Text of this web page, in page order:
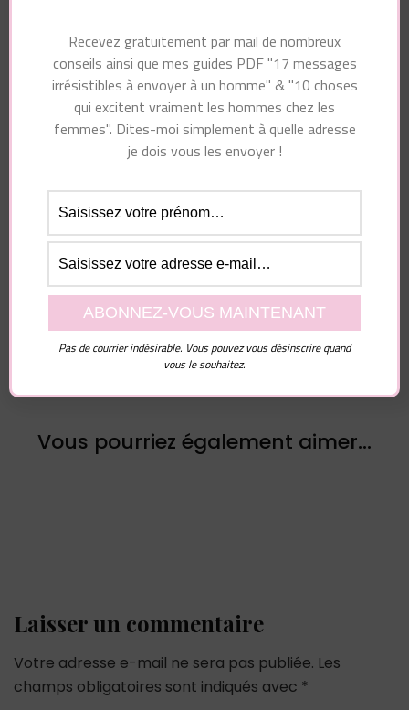
Essayez. Vous pouvez vous désinscrire à tout moment.
Navigation
d'article
Article précédent
7 signes
DECONCERTANTS
petit ami
4 choses que les
hommes aiment plus
que sexe
Vous pourriez également aimer...
Laisser un commentaire
Votre adresse e-mail ne sera pas publiée. Les
champs obligatoires sont indiqués avec *
Recevez gratuitement par mail de nombreux
conseils ainsi que mes guides PDF "17 messages
irrésistibles à envoyer à un homme" & "10 choses
qui excitent vraiment les hommes chez les
femmes". Dites-moi simplement à quelle adresse
je dois vous les envoyer !
Pas de courrier indésirable. Vous pouvez vous désinscrire quand
vous le souhaitez.